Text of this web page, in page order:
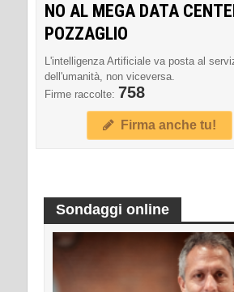
NO AL MEGA DATA
POZZAGLIO
L'intelligenza Artificiale va posta al
dell'umanità, non viceversa.
Firme raccolte: 758
Firma anche tu!
Sondaggi online